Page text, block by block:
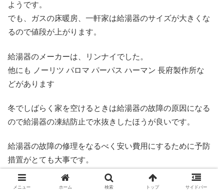
ようです。
でも、ガスの床暖房、一軒家は給湯器のサイズが大きくな
るので値段が上がります。
給湯器のメーカーは、リンナイでした。
他にも ノーリツ パロマ パーパス ハーマン 長府製作所な
どがあります
冬でしばらく家を空けるときは給湯器の故障の原因になる
ので給湯器の凍結防止で水抜きしたほうが良いです。
給湯器の故障の修理をなるべく安い費用にするために予防
措置がとても大事です。
少し時間的に余裕があるなら給湯器交換でホームセンター
メニュー ホーム 検索 トップ サイドバー